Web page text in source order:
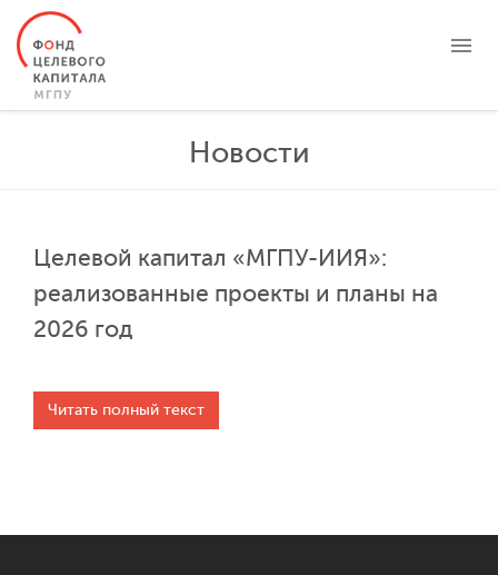
ЦЕЛЕВЫЕ КАПИТАЛЫ
НОВОСТИ
КОНТАКТЫ
Новости
Целевой капитал «МГПУ-ИИЯ»:
реализованные проекты и планы на
2026 год
Читать полный текст